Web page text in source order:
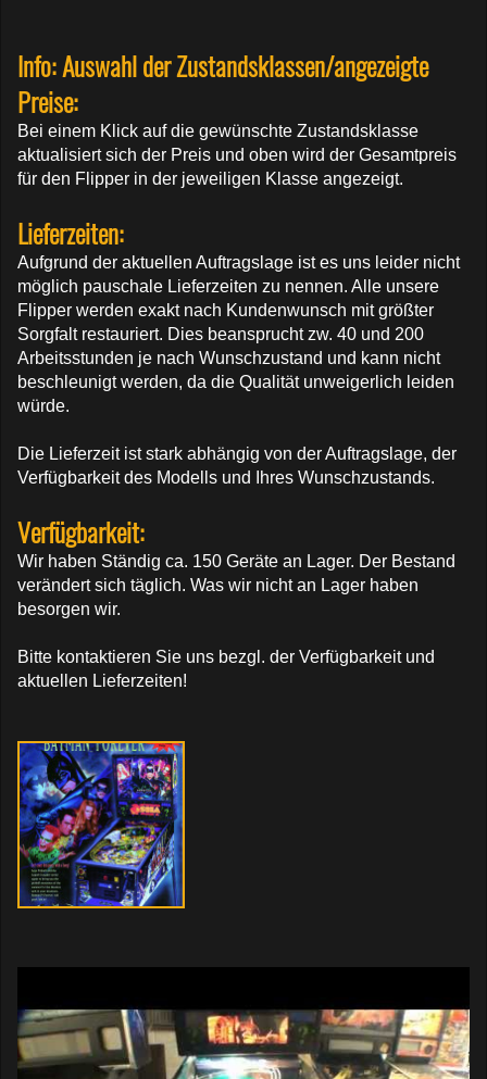
Info: Auswahl der Zustandsklassen/angezeigte
Preise:
Bei einem Klick auf die gewünschte Zustandsklasse
aktualisiert sich der Preis und oben wird der Gesamtpreis
für den Flipper in der jeweiligen Klasse angezeigt.
Lieferzeiten:
Aufgrund der aktuellen Auftragslage ist es uns leider nicht
möglich pauschale Lieferzeiten zu nennen. Alle unsere
Flipper werden exakt nach Kundenwunsch mit größter
Sorgfalt restauriert. Dies beansprucht zw. 40 und 200
Arbeitsstunden je nach Wunschzustand und kann nicht
beschleunigt werden, da die Qualität unweigerlich leiden
würde.
Die Lieferzeit ist stark abhängig von der Auftragslage, der
Verfügbarkeit des Modells und Ihres Wunschzustands.
Verfügbarkeit:
Wir haben Ständig ca. 150 Geräte an Lager. Der Bestand
verändert sich täglich. Was wir nicht an Lager haben
besorgen wir.
Bitte kontaktieren Sie uns bezgl. der Verfügbarkeit und
aktuellen Lieferzeiten!